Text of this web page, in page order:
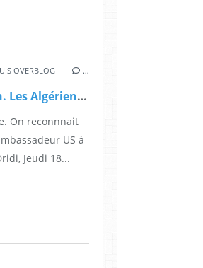
OVERBLOG …
Sondage américain. Les Algériens restent optimistes sur l’aboutissement du mouvement populaire.
On reconnnait
US à
Jeudi 18...